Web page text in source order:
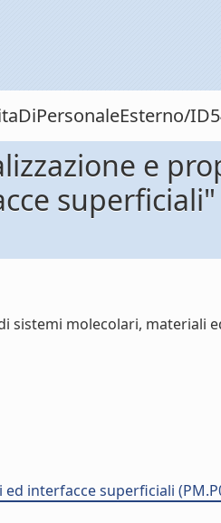
e
superficiali"
molecolari, materiali
interfacce superficiali